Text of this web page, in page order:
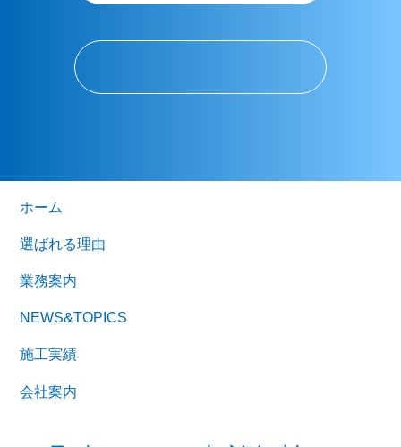
ホーム
選ばれる理由
業務案内
NEWS&TOPICS
施工実績
会社案内